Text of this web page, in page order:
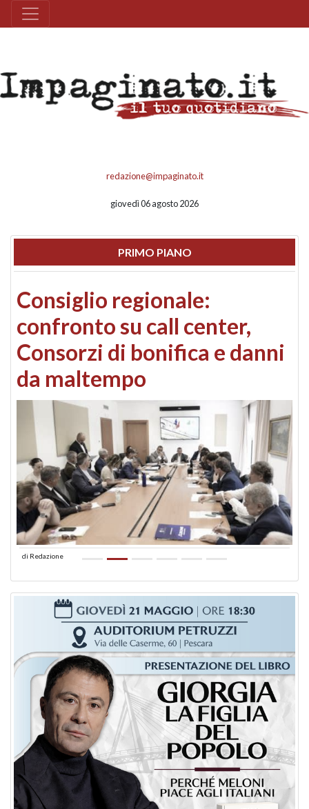
redazione@impaginato.it
giovedì 06 agosto 2026
PRIMO PIANO
Consiglio regionale:
confronto su call center,
Consorzi di bonifica e danni
da maltempo
di Redazione